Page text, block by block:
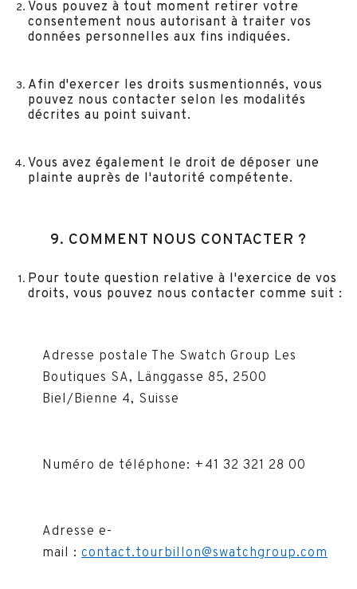
Vous pouvez à tout moment retirer votre
consentement nous autorisant à traiter vos
données personnelles aux fins indiquées.
Afin d'exercer les droits susmentionnés, vous
pouvez nous contacter selon les modalités
décrites au point suivant.
Vous avez également le droit de déposer une
plainte auprès de l'autorité compétente.
9. COMMENT NOUS CONTACTER ?
Pour toute question relative à l'exercice de vos
droits, vous pouvez nous contacter comme suit :
Adresse postale The Swatch Group Les
Boutiques SA, Länggasse 85, 2500
Biel/Bienne 4, Suisse
Numéro de téléphone: +41 32 321 28 00
Adresse e-
mail : contact.tourbillon@swatchgroup.com